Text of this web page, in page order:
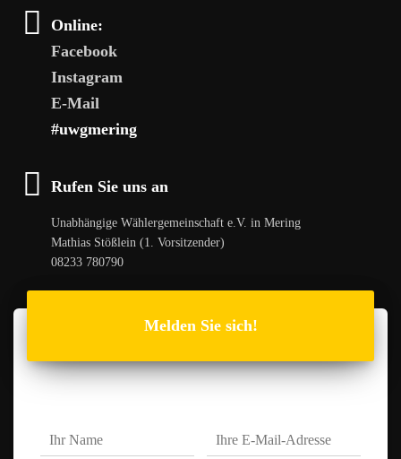
Online:
Facebook
Instagram
E-Mail
#uwgmering
Rufen Sie uns an
Unabhängige Wählergemeinschaft e.V. in Mering
Mathias Stößlein (1. Vorsitzender)
08233 780790
Melden Sie sich!